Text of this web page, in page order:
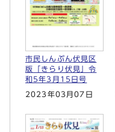
市民しんぶん伏見区
版「きらり伏見」令
和5年3月15日号
2023年03月07日